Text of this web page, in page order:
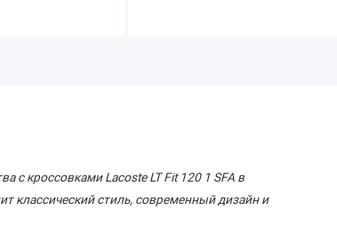
с кроссовками Lacoste LT Fit 120 1 SFA в
классический стиль, современный дизайн и